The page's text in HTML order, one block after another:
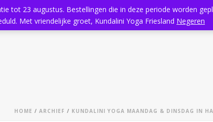
Aanbod Kundalini Yoga Massage Rooster
HOME / ARCHIEF / KUNDALINI YOGA MAANDAG & DINSDAG IN
tot 23 augustus. Bestellingen die in deze periode worden
Met vriendelijke groet, Kundalini Yoga Friesland Negeren